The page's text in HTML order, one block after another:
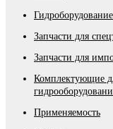
Гидроборудование
Запчасти для
Запчасти для
Комплектующие
Применяемость